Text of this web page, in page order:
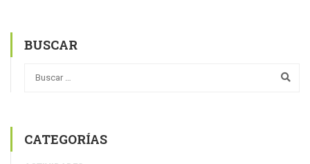
BUSCAR
CATEGORÍAS